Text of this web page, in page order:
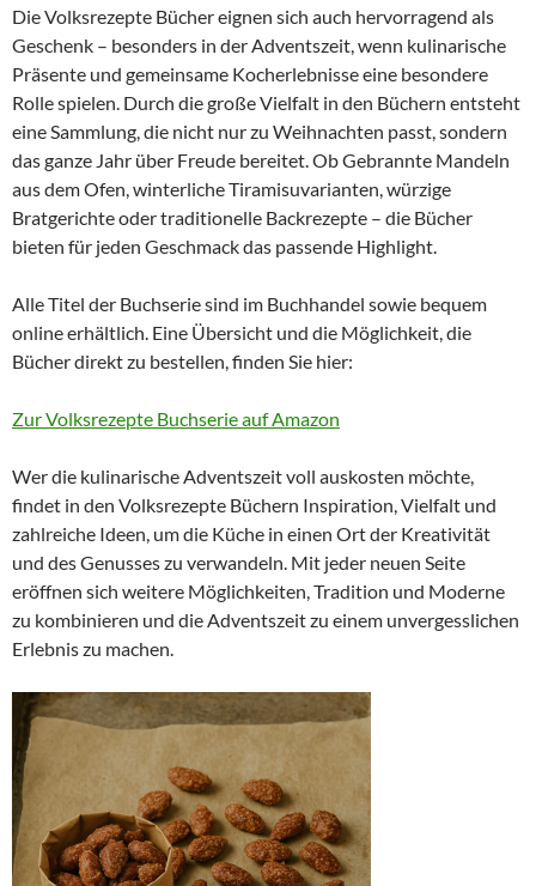
Die Volksrezepte Bücher eignen sich auch hervorragend als
Geschenk – besonders in der Adventszeit, wenn kulinarische
Präsente und gemeinsame Kocherlebnisse eine besondere
Rolle spielen. Durch die große Vielfalt in den Büchern entsteht
eine Sammlung, die nicht nur zu Weihnachten passt, sondern
das ganze Jahr über Freude bereitet. Ob Gebrannte Mandeln
aus dem Ofen, winterliche Tiramisuvarianten, würzige
Bratgerichte oder traditionelle Backrezepte – die Bücher
bieten für jeden Geschmack das passende Highlight.
Alle Titel der Buchserie sind im Buchhandel sowie bequem
online erhältlich. Eine Übersicht und die Möglichkeit, die
Bücher direkt zu bestellen, finden Sie hier:
Zur Volksrezepte Buchserie auf Amazon
Wer die kulinarische Adventszeit voll auskosten möchte,
findet in den Volksrezepte Büchern Inspiration, Vielfalt und
zahlreiche Ideen, um die Küche in einen Ort der Kreativität
und des Genusses zu verwandeln. Mit jeder neuen Seite
eröffnen sich weitere Möglichkeiten, Tradition und Moderne
zu kombinieren und die Adventszeit zu einem unvergesslichen
Erlebnis zu machen.